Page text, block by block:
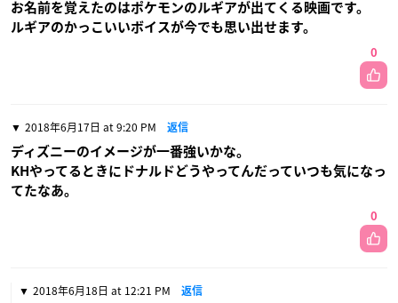
お名前を覚えたのはポケモンのルギアが出てくる映画です。
ルギアのかっこいいボイスが今でも思い出せます。
0
2018年6月17日 at 9:20 PM 返信
ディズニーのイメージが一番強いかな。
KHやってるときにドナルドどうやってんだっていつも気になっ
てたなあ。
0
2018年6月18日 at 12:21 PM 返信